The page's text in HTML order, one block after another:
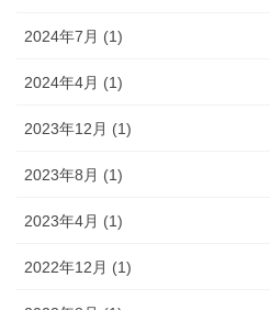
2024年7月 (1)
2024年4月 (1)
2023年12月 (1)
2023年8月 (1)
2023年4月 (1)
2022年12月 (1)